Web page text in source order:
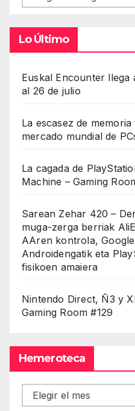
Lo Último
Euskal Encounter llega
al 26 de julio
La escasez de
mercado mundial de
La cagada de
Machine – Gaming
Sarean Zehar 420 –
muga-zerga berriak
AAren kontrola,
Androidengatik eta
fisikoen amaiera
Nintendo Direct, Ñ3 y
Gaming Room #129
Hemeroteca
Hemeroteca